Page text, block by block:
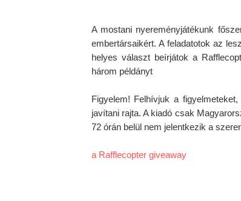
A mostani nyereményjátékunk
embertársaikért. A feladatotok az
helyes választ beírjátok a
három példányt
Figyelem! Felhívjuk a
javítani rajta. A kiadó csak
72 órán belül nem jelentkezik a
a Rafflecopter giveaway